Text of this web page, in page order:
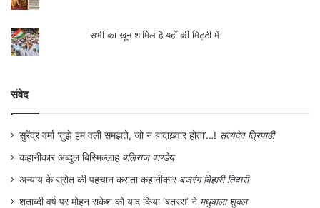
सभी का खून शामिल है यहाँ की मिट्टी में
संवेद
सुरेंद्र वर्मा ‘तुझे हम वली समझते, जो न बादाख़्वार होता’…! सत्यदेव त्रिपाठी
कहानीकार अब्दुल बिस्मिल्लाह बलिराज पाण्डेय
अन्याय के स्रोत की पहचान कराता कहानीकार बजरंग बिहारी तिवारी
शताब्दी वर्ष पर मोहन राकेश को याद किया ‘बतरस’ ने मधुबाला शुक्ल